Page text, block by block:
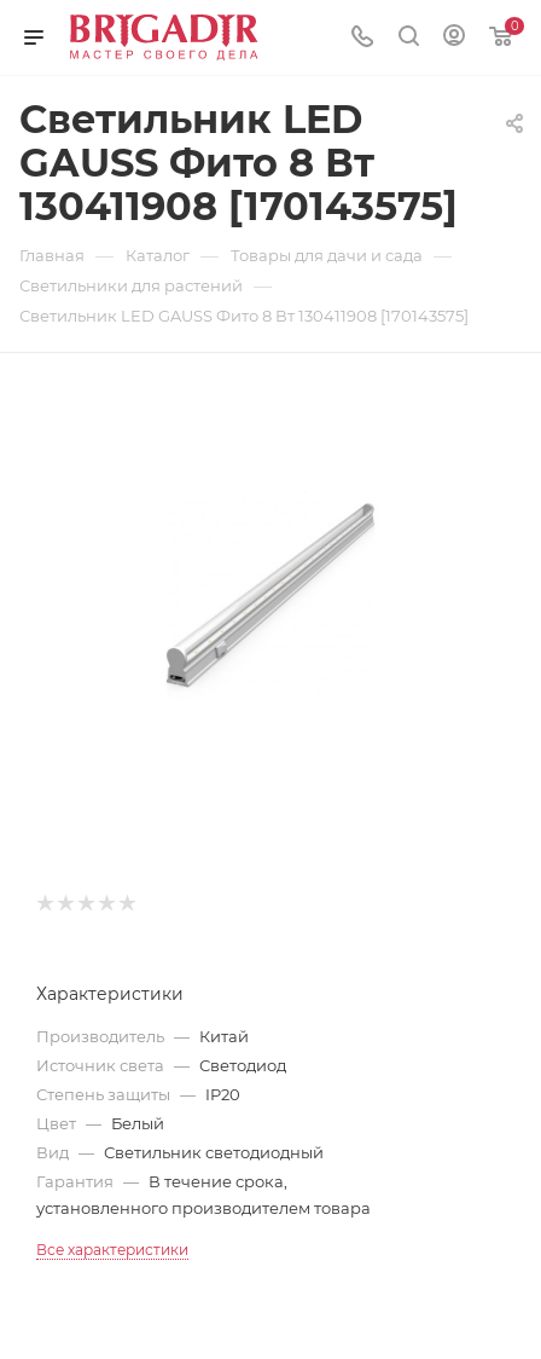
0
Светильник LED
GAUSS Фито 8 Вт
130411908 [170143575]
Главная — Каталог — Товары для дачи и сада —
Светильники для растений —
Светильник LED GAUSS Фито 8 Вт 130411908 [170143575]
Характеристики
Производитель — Китай
Источник света — Светодиод
Степень защиты — IP20
Цвет — Белый
Вид — Светильник светодиодный
Гарантия — В течение срока,
установленного производителем товара
Все характеристики